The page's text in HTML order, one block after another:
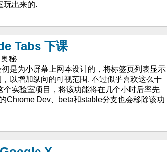
玩出来的.
Tabs 下课
秘
是为小屏幕上网本设计的，将标签页列表显示
以增加纵向的可视范围. 不过似乎喜欢这么干
实验室项目，将该功能将在几个小时后率先
Chrome Dev、beta和stable分支也会移除该功